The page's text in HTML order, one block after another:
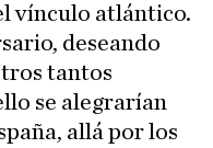
vínculo atlántico.
deseando
tantos
se alegrarían
allá por los